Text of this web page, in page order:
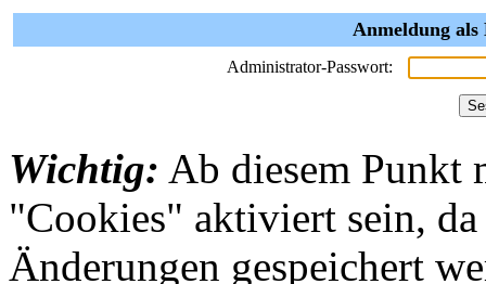
Anmeldung
Administrator-Passwort:
Wichtig: Ab diesem Punkt
"Cookies" aktiviert sein,
Änderungen gespeichert